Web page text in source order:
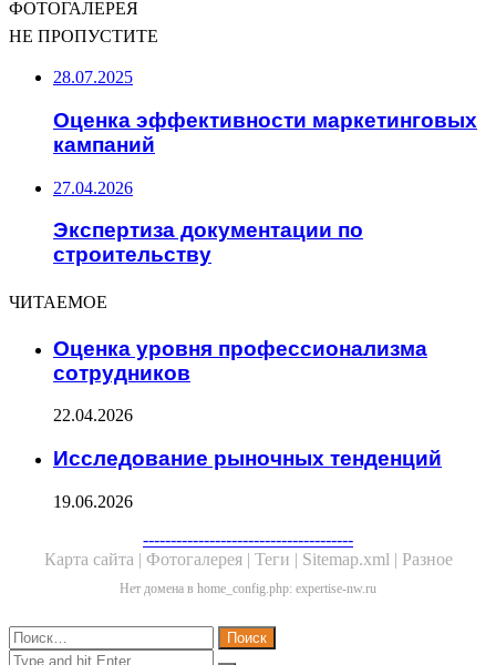
ФОТОГАЛЕРЕЯ
НЕ ПРОПУСТИТЕ
28.07.2025
Оценка эффективности маркетинговых
кампаний
27.04.2026
Экспертиза документации по
строительству
ЧИТАЕМОЕ
Оценка уровня профессионализма
сотрудников
22.04.2026
Исследование рыночных тенденций
19.06.2026
--------------------------------------
Карта сайта | Фотогалерея | Теги | Sitemap.xml | Разное
Нет домена в home_config.php: expertise-nw.ru
Close
Найти:
Close